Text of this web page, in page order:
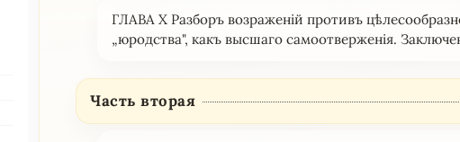
ГЛАВА X Разборъ возраженій противъ
„юродства", какъ высшаго самоотверженія.
Чaсть вторая